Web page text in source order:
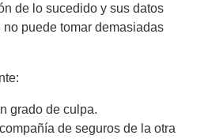
de lo sucedido y sus datos
puede tomar demasiadas
grado de culpa.
de seguros de la otra